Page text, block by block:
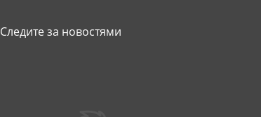
Следите за новостями